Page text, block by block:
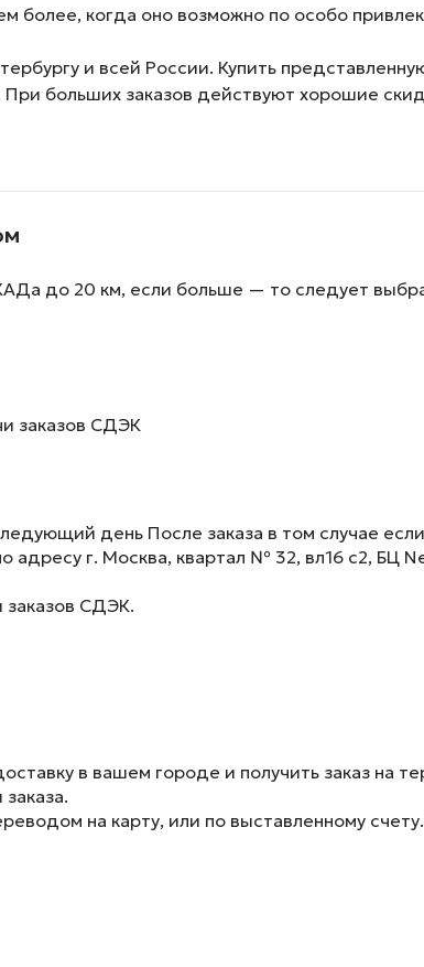
когда оно возможно по особо
и всей России. Купить
При больших заказов действуют хорошие
до 20 км, если больше — то следует
заказов СДЭК
день После заказа в том случае
адресу г. Москва, квартал № 32, вл16 с2, БЦ
заказов СДЭК.
в вашем городе и получить заказ на
на карту, или по выставленному